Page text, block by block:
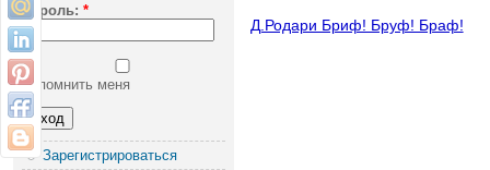
Пароль: *
Запомнить меня
Зарегистрироваться
Д.Родари Бриф! Бруф! Браф!